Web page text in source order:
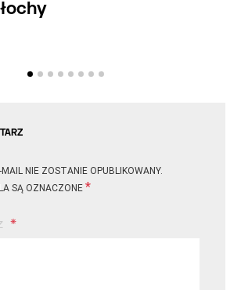
NIE ZOSTANIE OPUBLIKOWANY.
SĄ OZNACZONE *